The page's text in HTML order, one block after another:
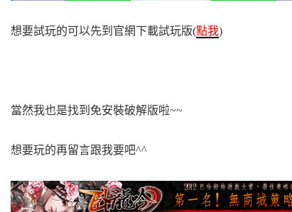
想要試玩的可以先到官網下載試玩版(點我)
當然我也是找到免安裝破解版啦~~
想要玩的再留言跟我要吧^^